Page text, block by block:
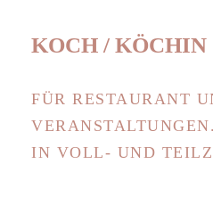
KOCH / KÖCHIN
FÜR RESTAURANT
VERANSTALTUNGEN.
IN VOLL- UND